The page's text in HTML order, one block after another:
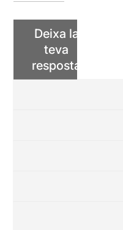
Deixa la
teva
resposta